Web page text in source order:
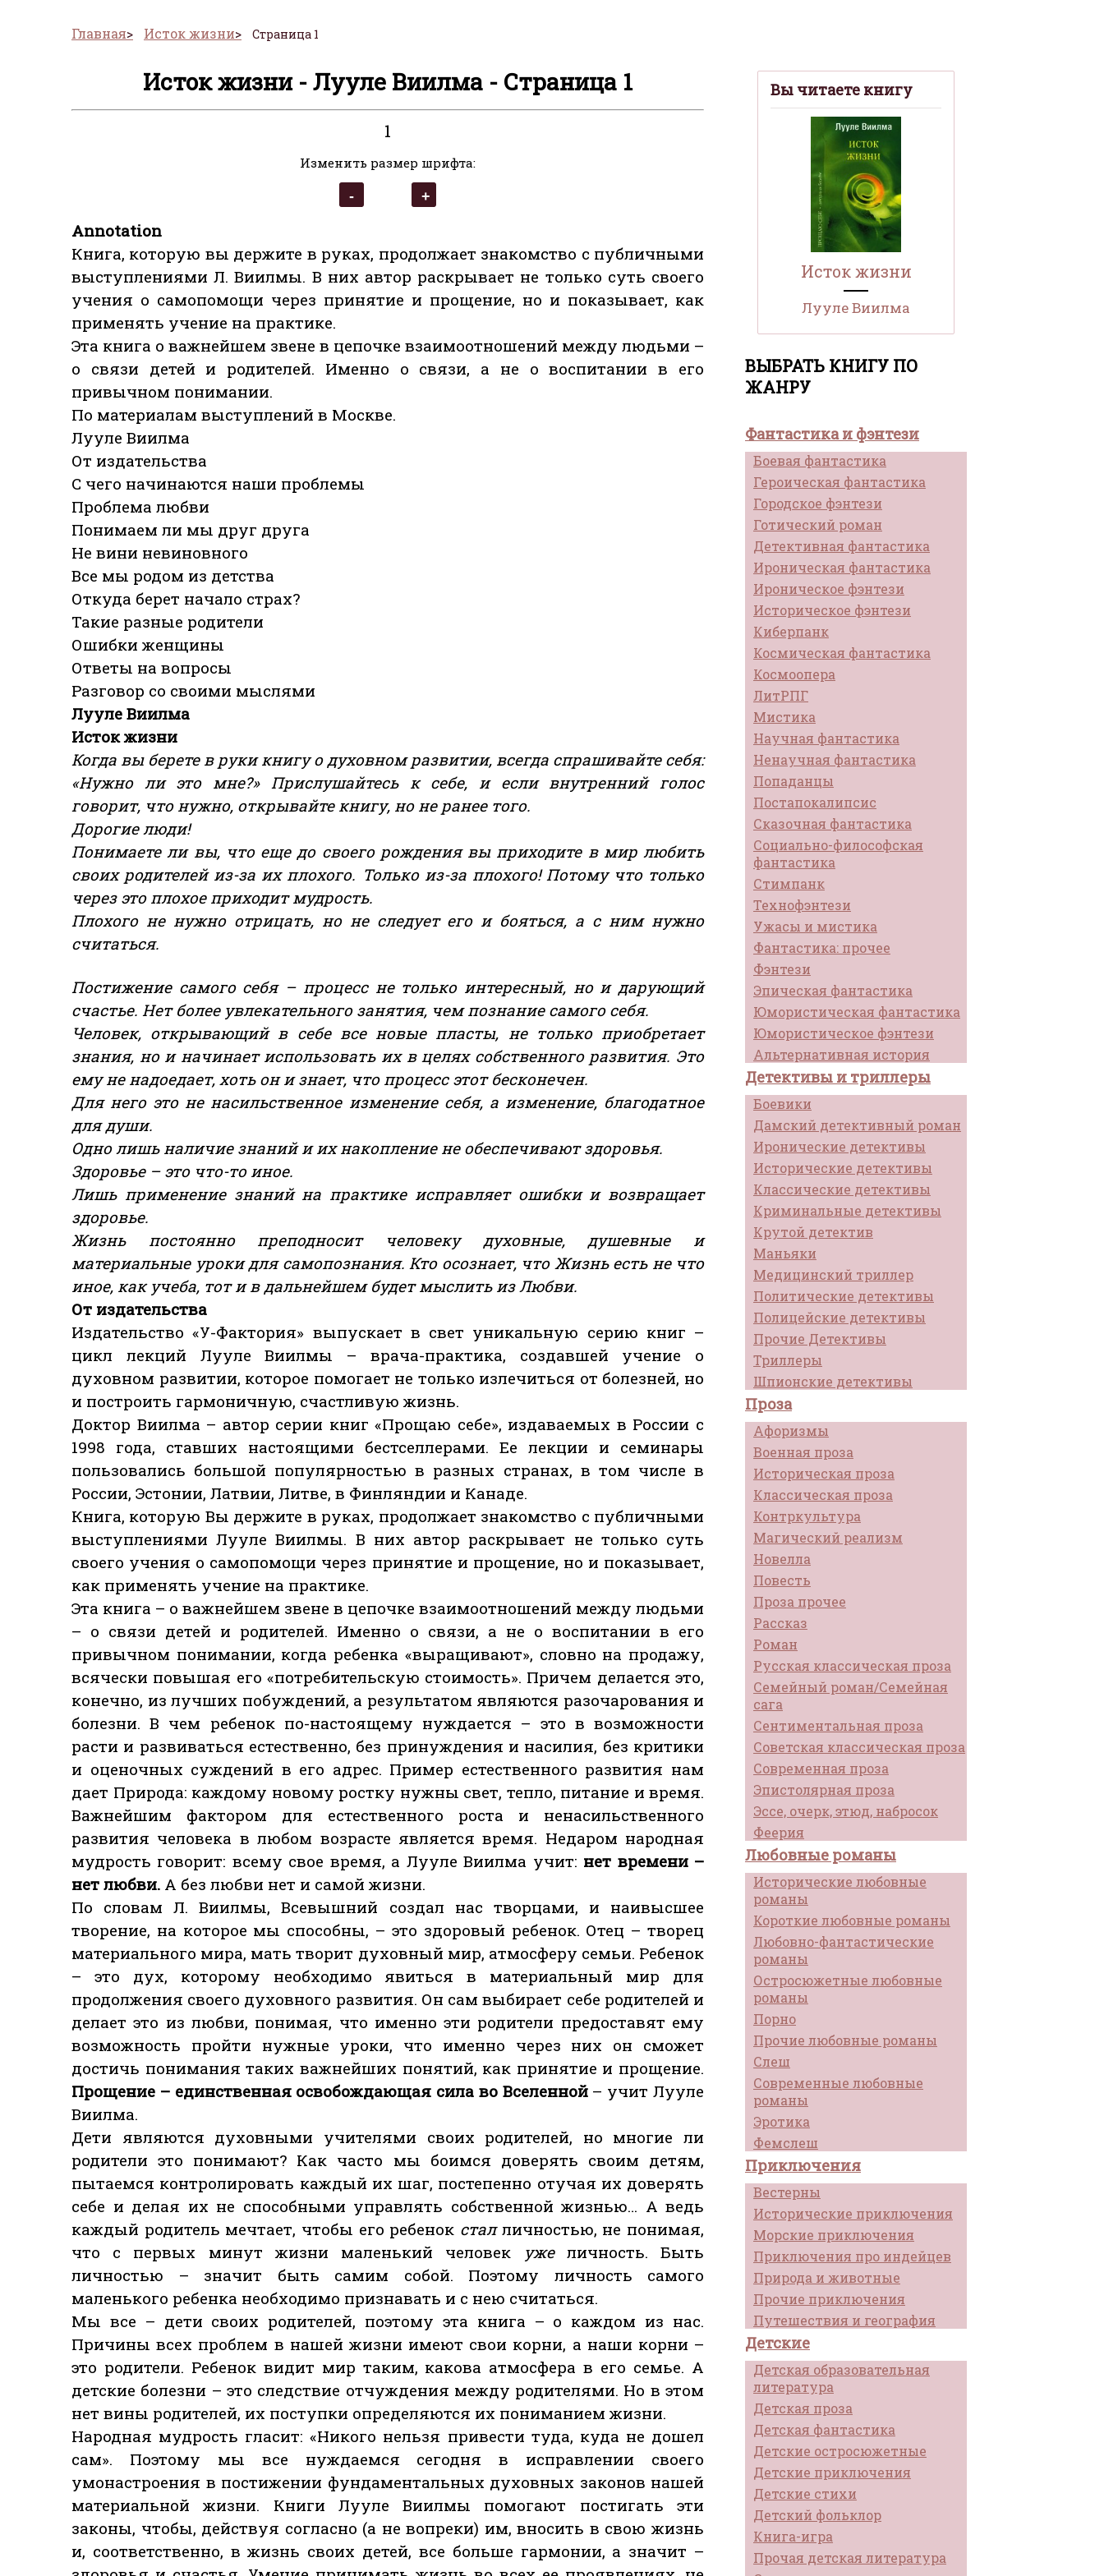
Главная Исток жизни Страница 1
Вы читаете книгу
Исток жизни
Лууле Виилма
ВЫБРАТЬ КНИГУ ПО
ЖАНРУ
Фантастика и фэнтези
Боевая фантастика
Героическая фантастика
Городское фэнтези
Готический роман
Детективная фантастика
Ироническая фантастика
Ироническое фэнтези
Историческое фэнтези
Киберпанк
Космическая фантастика
Космоопера
ЛитРПГ
Мистика
Научная фантастика
Ненаучная фантастика
Попаданцы
Постапокалипсис
Сказочная фантастика
Социально-философская
фантастика
Стимпанк
Технофэнтези
Ужасы и мистика
Фантастика: прочее
Фэнтези
Эпическая фантастика
Юмористическая фантастика
Юмористическое фэнтези
Альтернативная история
Детективы и триллеры
Боевики
Дамский детективный роман
Иронические детективы
Исторические детективы
Классические детективы
Криминальные детективы
Крутой детектив
Маньяки
Медицинский триллер
Политические детективы
Полицейские детективы
Прочие Детективы
Триллеры
Шпионские детективы
Проза
Афоризмы
Военная проза
Историческая проза
Классическая проза
Контркультура
Магический реализм
Новелла
Повесть
Проза прочее
Рассказ
Роман
Русская классическая проза
Семейный роман/Семейная
сага
Сентиментальная проза
Советская классическая проза
Современная проза
Эпистолярная проза
Эссе, очерк, этюд, набросок
Феерия
Любовные романы
Исторические любовные
романы
Короткие любовные романы
Любовно-фантастические
романы
Остросюжетные любовные
романы
Порно
Прочие любовные романы
Слеш
Современные любовные
романы
Эротика
Фемслеш
Приключения
Вестерны
Исторические приключения
Морские приключения
Приключения про индейцев
Природа и животные
Прочие приключения
Путешествия и география
Детские
Детская образовательная
литература
Детская проза
Детская фантастика
Детские остросюжетные
Детские приключения
Детские стихи
Детский фольклор
Книга-игра
Прочая детская литература
Исток жизни - Лууле Виилма - Страница 1
1
Изменить размер шрифта:
Annotation
Книга, которую вы держите в руках, продолжает знакомство с публичными
выступлениями Л. Виилмы. В них автор раскрывает не только суть своего
учения о самопомощи через принятие и прощение, но и показывает, как
применять учение на практике.
Эта книга о важнейшем звене в цепочке взаимоотношений между людьми –
о связи детей и родителей. Именно о связи, а не о воспитании в его
привычном понимании.
По материалам выступлений в Москве.
Лууле Виилма
От издательства
С чего начинаются наши проблемы
Проблема любви
Понимаем ли мы друг друга
Не вини невиновного
Все мы родом из детства
Откуда берет начало страх?
Такие разные родители
Ошибки женщины
Ответы на вопросы
Разговор со своими мыслями
Лууле Виилма
Исток жизни
Когда вы берете в руки книгу о духовном развитии, всегда спрашивайте себя:
«Нужно ли это мне?» Прислушайтесь к себе, и если внутренний голос
говорит, что нужно, открывайте книгу, но не ранее того.
Дорогие люди!
Понимаете ли вы, что еще до своего рождения вы приходите в мир любить
своих родителей из-за их плохого. Только из-за плохого! Потому что только
через это плохое приходит мудрость.
Плохого не нужно отрицать, но не следует его и бояться, а с ним нужно
считаться.
Постижение самого себя – процесс не только интересный, но и дарующий
счастье. Нет более увлекательного занятия, чем познание самого себя.
Человек, открывающий в себе все новые пласты, не только приобретает
знания, но и начинает использовать их в целях собственного развития. Это
ему не надоедает, хоть он и знает, что процесс этот бесконечен.
Для него это не насильственное изменение себя, а изменение, благодатное
для души.
Одно лишь наличие знаний и их накопление не обеспечивают здоровья.
Здоровье – это что-то иное.
Лишь применение знаний на практике исправляет ошибки и возвращает
здоровье.
Жизнь постоянно преподносит человеку духовные, душевные и
материальные уроки для самопознания. Кто осознает, что Жизнь есть не что
иное, как учеба, тот и в дальнейшем будет мыслить из Любви.
От издательства
Издательство «У-Фактория» выпускает в свет уникальную серию книг –
цикл лекций Лууле Виилмы – врача-практика, создавшей учение о
духовном развитии, которое помогает не только излечиться от болезней, но
и построить гармоничную, счастливую жизнь.
Доктор Виилма – автор серии книг «Прощаю себе», издаваемых в России с
1998 года, ставших настоящими бестселлерами. Ее лекции и семинары
пользовались большой популярностью в разных странах, в том числе в
России, Эстонии, Латвии, Литве, в Финляндии и Канаде.
Книга, которую Вы держите в руках, продолжает знакомство с публичными
выступлениями Лууле Виилмы. В них автор раскрывает не только суть
своего учения о самопомощи через принятие и прощение, но и показывает,
как применять учение на практике.
Эта книга – о важнейшем звене в цепочке взаимоотношений между людьми
– о связи детей и родителей. Именно о связи, а не о воспитании в его
привычном понимании, когда ребенка «выращивают», словно на продажу,
всячески повышая его «потребительскую стоимость». Причем делается это,
конечно, из лучших побуждений, а результатом являются разочарования и
болезни. В чем ребенок по-настоящему нуждается – это в возможности
расти и развиваться естественно, без принуждения и насилия, без критики
и оценочных суждений в его адрес. Пример естественного развития нам
дает Природа: каждому новому ростку нужны свет, тепло, питание и время.
Важнейшим фактором для естественного роста и ненасильственного
развития человека в любом возрасте является время. Недаром народная
мудрость говорит: всему свое время, а Лууле Виилма учит: нет времени –
нет любви. А без любви нет и самой жизни.
По словам Л. Виилмы, Всевышний создал нас творцами, и наивысшее
творение, на которое мы способны, – это здоровый ребенок. Отец – творец
материального мира, мать творит духовный мир, атмосферу семьи. Ребенок
– это дух, которому необходимо явиться в материальный мир для
продолжения своего духовного развития. Он сам выбирает себе родителей и
делает это из любви, понимая, что именно эти родители предоставят ему
возможность пройти нужные уроки, что именно через них он сможет
достичь понимания таких важнейших понятий, как принятие и прощение.
Прощение – единственная освобождающая сила во Вселенной – учит Лууле
Виилма.
Дети являются духовными учителями своих родителей, но многие ли
родители это понимают? Как часто мы боимся доверять своим детям,
пытаемся контролировать каждый их шаг, постепенно отучая их доверять
себе и делая их не способными управлять собственной жизнью… А ведь
каждый родитель мечтает, чтобы его ребенок стал личностью, не понимая,
что с первых минут жизни маленький человек уже личность. Быть
личностью – значит быть самим собой. Поэтому личность самого
маленького ребенка необходимо признавать и с нею считаться.
Мы все – дети своих родителей, поэтому эта книга – о каждом из нас.
Причины всех проблем в нашей жизни имеют свои корни, а наши корни –
это родители. Ребенок видит мир таким, какова атмосфера в его семье. А
детские болезни – это следствие отчуждения между родителями. Но в этом
нет вины родителей, их поступки определяются их пониманием жизни.
Народная мудрость гласит: «Никого нельзя привести туда, куда не дошел
сам». Поэтому мы все нуждаемся сегодня в исправлении своего
умонастроения в постижении фундаментальных духовных законов нашей
материальной жизни. Книги Лууле Виилмы помогают постигать эти
законы, чтобы, действуя согласно (а не вопреки) им, вносить в свою жизнь
и, соответственно, в жизнь своих детей, все больше гармонии, а значит –